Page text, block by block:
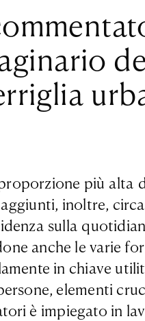
più alta
inoltre,
sulla
anche le varie
in chiave
elementi
è impiegato in